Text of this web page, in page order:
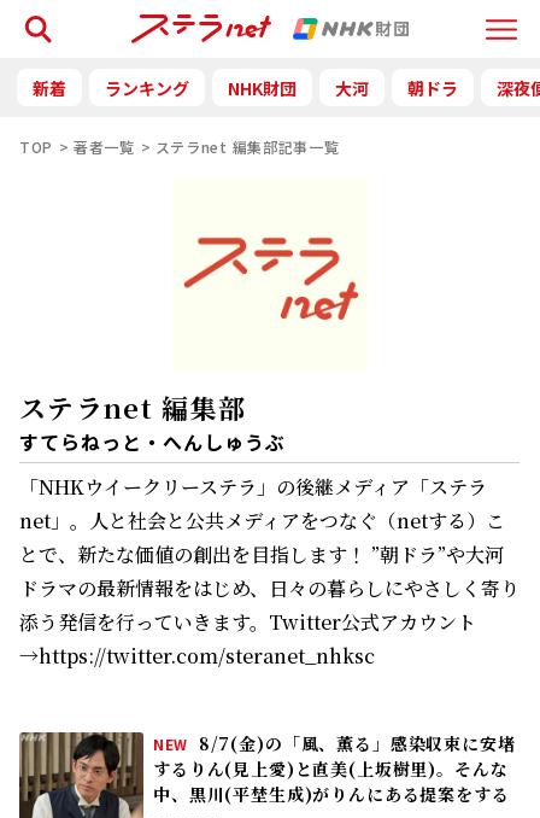
Menu
検索
新着 ランキング NHK財団 大河 朝ドラ 深夜
TOP 著者一覧 ステラnet 編集部記事一覧
ステラnet 編集部
すてらねっと・へんしゅうぶ
「NHKウイークリーステラ」の後継メディア「ステラ
net」。人と社会と公共メディアをつなぐ（netする）こ
とで、新たな価値の創出を目指します！ ”朝ドラ”や大河
ドラマの最新情報をはじめ、日々の暮らしにやさしく寄り
添う発信を行っていきます。Twitter公式アカウント
→https://twitter.com/steranet_nhksc
NEW
8/7(金)の「風、薫る」感染収束に安堵
するりん(見上愛)と直美(上坂樹里)。そんな
中、黒川(平埜生成)がりんにある提案をする